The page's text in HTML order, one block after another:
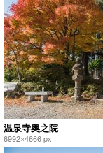
温泉寺奥之院
6992×4666 px